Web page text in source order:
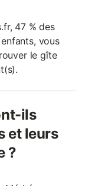
47 % des
vous
le gîte
ils
et leurs
?